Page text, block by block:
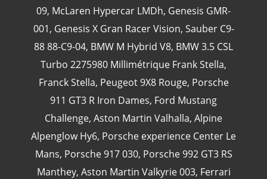
09, McLaren Hypercar LMDh, Genesis GMR-
001, Genesis X Gran Racer Vision, Sauber C9-
88 88-C9-04, BMW M Hybrid V8, BMW 3.5 CSL
Turbo 2275980 Millimétrique Frank Stella,
Franck Stella, Peugeot 9X8 Rouge, Porsche
911 GT3 R Iron Dames, Ford Mustang
Challenge, Aston Martin Valhalla, Alpine
Alpenglow Hy6, Porsche experience Center Le
Mans, Porsche 917 030, Porsche 992 GT3 RS
Manthey, Aston Martin Valkyrie 003, Ferrari
24 Heures Du Mans(18)
Henri Pescarolo(8)
24 Heures Du Mans 1963(5)
24 Heures Du Mans 1967(5)
Artcar(5)